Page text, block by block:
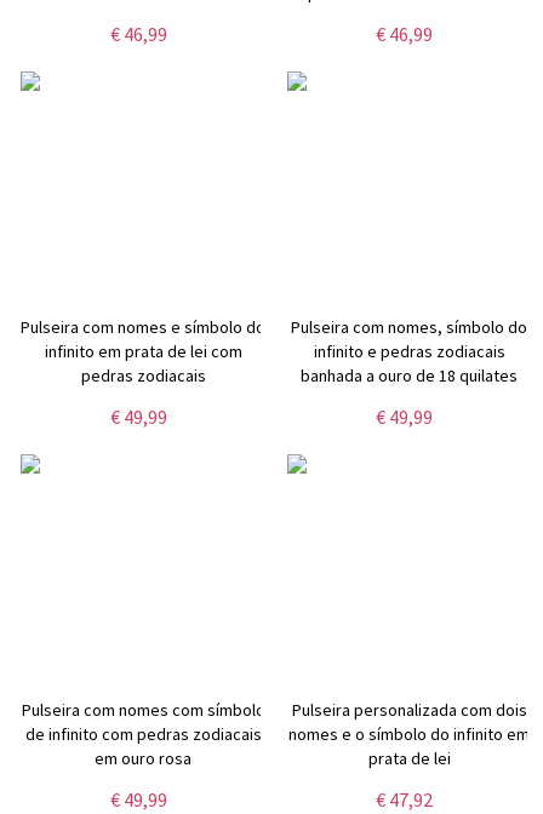
€ 46,99 € 46,99
Pulseira com nomes e símbolo do
infinito em prata de lei com
pedras zodiacais
€ 49,99
Pulseira com nomes, símbolo do
infinito e pedras zodiacais
banhada a ouro de 18 quilates
€ 49,99
Pulseira com nomes com símbolo
de infinito com pedras zodiacais
em ouro rosa
€ 49,99
Pulseira personalizada com dois
nomes e o símbolo do infinito em
prata de lei
€ 47,92